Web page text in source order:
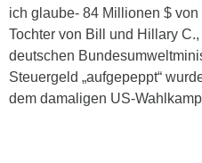
ich glaube- 84 Millionen $
Tochter von Bill und Hillary
deutschen
Steuergeld „aufgepeppt“
dem damaligen US-